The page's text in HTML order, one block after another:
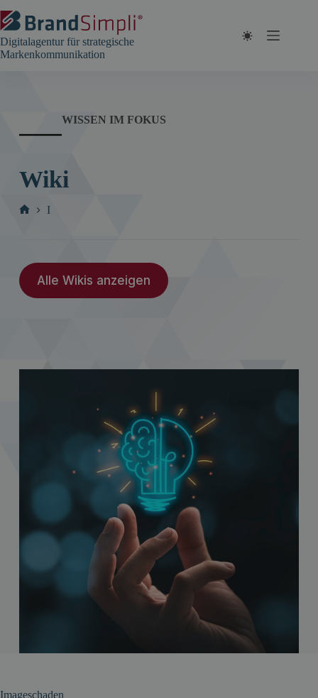
Inhalt
springen
Digitalagentur für strategische
Markenkommunikation
WISSEN IM FOKUS
Wiki
I
Alle Wikis anzeigen
Imageschaden